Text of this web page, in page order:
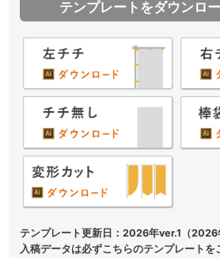
テンプレートをダウンロ
テンプレート更新日：2026年ver.1（2026
入稿データは必ずこちらのテンプレートを